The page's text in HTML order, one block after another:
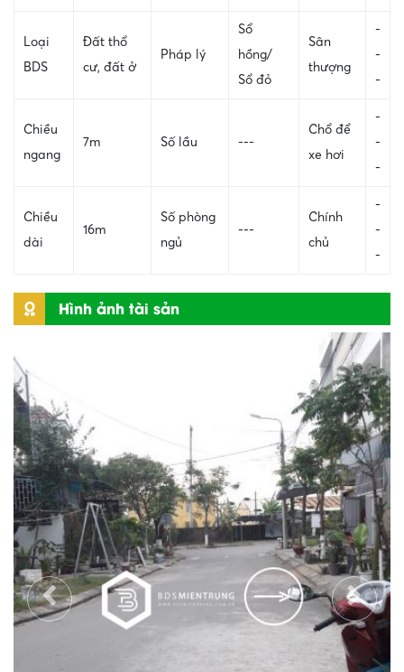
Loại
BDS
Đất thổ
cư, đất ở
Pháp lý
Sổ
hồng/
Sổ đỏ
Sân
thượng
-
-
-
Chiều
ngang
7m Số lầu ---
Chổ để
xe hơi
-
-
-
Chiều
dài
16m
Số phòng
ngủ
---
Chính
chủ
-
-
-
Hình ảnh tài sản